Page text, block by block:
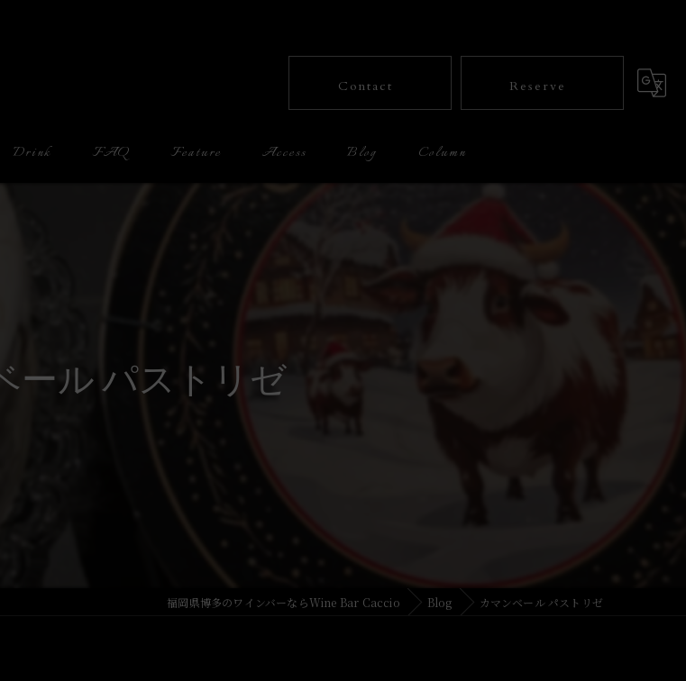
Contact Reserve
Drink FAQ Feature
Cheese
Access Blog Column
ール パストリゼ
福岡県博多のワインバーならWine Bar Caccio Blog カマンベール パストリゼ